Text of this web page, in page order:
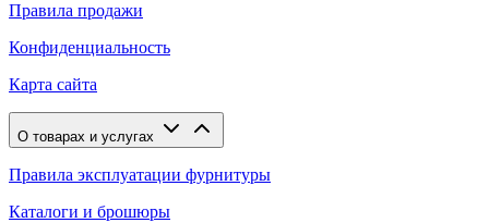
Правила продажи
Конфиденциальность
Карта сайта
О товарах и услугах
Правила эксплуатации фурнитуры
Каталоги и брошюры